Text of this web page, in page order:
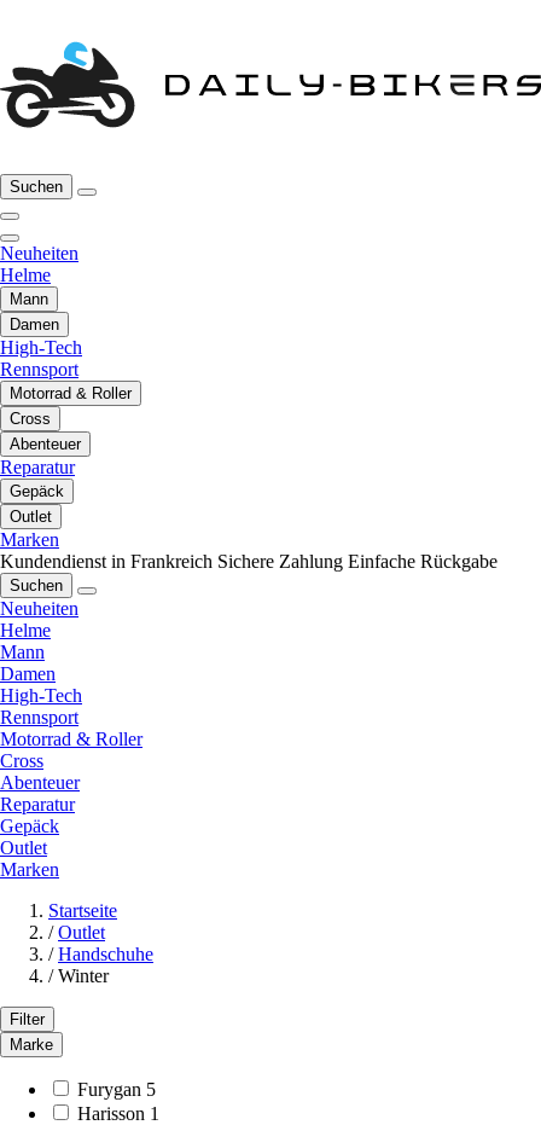
Suchen
Neuheiten
Helme
Mann
Damen
High-Tech
Rennsport
Motorrad & Roller
Cross
Abenteuer
Reparatur
Gepäck
Outlet
Marken
Kundendienst in Frankreich Sichere Zahlung Einfache Rückgabe
Suchen
Neuheiten
Helme
Mann
Damen
High-Tech
Rennsport
Motorrad & Roller
Cross
Abenteuer
Reparatur
Gepäck
Outlet
Marken
Startseite
/ Outlet
/ Handschuhe
/ Winter
Filter
Marke
Furygan 5
Harisson 1